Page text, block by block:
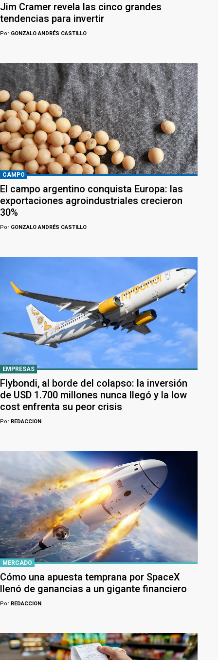
Jim Cramer revela las cinco grandes
tendencias para invertir
Por GONZALO ANDRÉS CASTILLO
CAMPO
El campo argentino conquista Europa: las
exportaciones agroindustriales crecieron
30%
Por GONZALO ANDRÉS CASTILLO
EMPRESAS
Flybondi, al borde del colapso: la inversión
de USD 1.700 millones nunca llegó y la low
cost enfrenta su peor crisis
Por REDACCION
MERCADO
Cómo una apuesta temprana por SpaceX
llenó de ganancias a un gigante financiero
Por REDACCION